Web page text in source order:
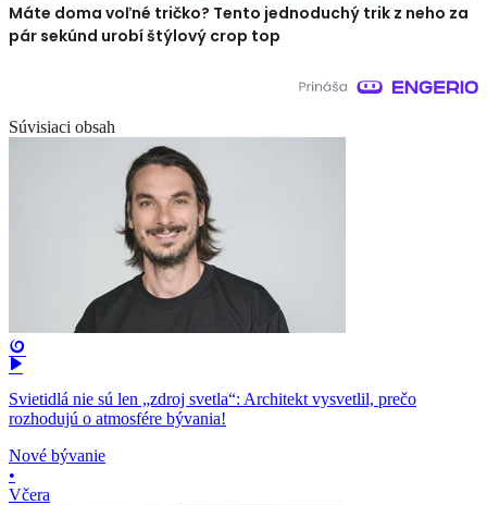
Máte doma voľné tričko? Tento jednoduchý trik z neho za
pár sekúnd urobí štýlový crop top
Súvisiaci obsah
Svietidlá nie sú len „zdroj svetla“: Architekt vysvetlil, prečo
rozhodujú o atmosfére bývania!
Nové bývanie
•
Včera